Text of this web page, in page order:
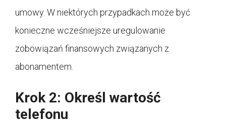
umowy. W niektórych przypadkach może być
konieczne wcześniejsze uregulowanie
zobowiązań finansowych związanych z
abonamentem.
Krok 2: Określ wartość
telefonu